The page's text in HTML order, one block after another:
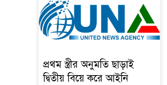
প্রথম স্ত্রীর অনুমতি ছাড়াই
দ্বিতীয় বিয়ে করে আইনি